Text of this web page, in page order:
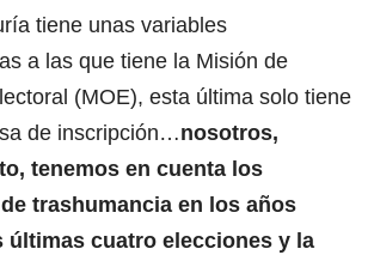
tiene unas variables
a las que tiene la Misión de
(MOE), esta última solo tiene
de inscripción…nosotros,
tenemos en cuenta los
trashumancia en los años
últimas cuatro elecciones y la